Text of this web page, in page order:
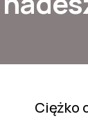
Ciężko